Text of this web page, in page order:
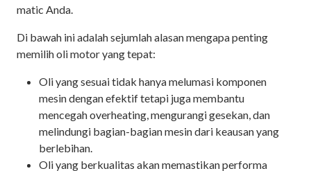
matic Anda.
Di bawah ini adalah sejumlah alasan mengapa penting
memilih oli motor yang tepat:
Oli yang sesuai tidak hanya melumasi komponen
mesin dengan efektif tetapi juga membantu
mencegah overheating, mengurangi gesekan, dan
melindungi bagian-bagian mesin dari keausan yang
berlebihan.
Oli yang berkualitas akan memastikan performa